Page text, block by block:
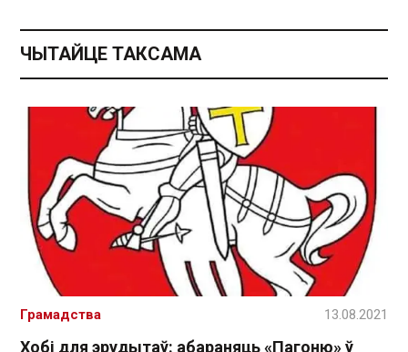
ЧЫТАЙЦЕ ТАКСАМА
Хобі для эрудытаў: абараняць «Пагоню» ў
Грамадства 13.08.2021